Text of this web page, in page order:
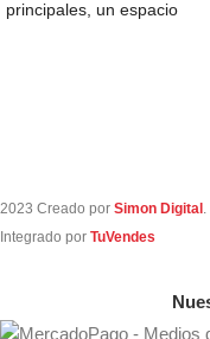
principales, un espacio
2023 Creado por Simon Digital
Integrado por TuVendes